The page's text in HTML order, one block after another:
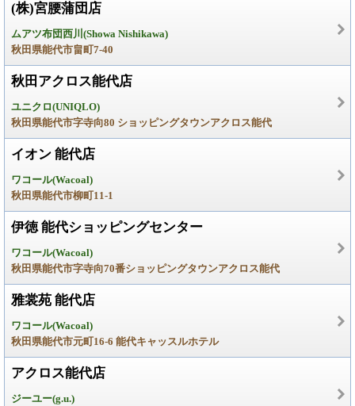
(株)宮腰蒲団店
ムアツ布団西川(Showa Nishikawa)
秋田県能代市畠町7-40
秋田アクロス能代店
ユニクロ(UNIQLO)
秋田県能代市字寺向80 ショッピングタウンアクロス能代
イオン 能代店
ワコール(Wacoal)
秋田県能代市柳町11-1
伊徳 能代ショッピングセンター
ワコール(Wacoal)
秋田県能代市字寺向70番ショッピングタウンアクロス能代
雅裳苑 能代店
ワコール(Wacoal)
秋田県能代市元町16-6 能代キャッスルホテル
アクロス能代店
ジーユー(g.u.)